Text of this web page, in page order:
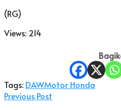
(RG)
Views: 214
Tags: DAWMotor Honda
Previous Post